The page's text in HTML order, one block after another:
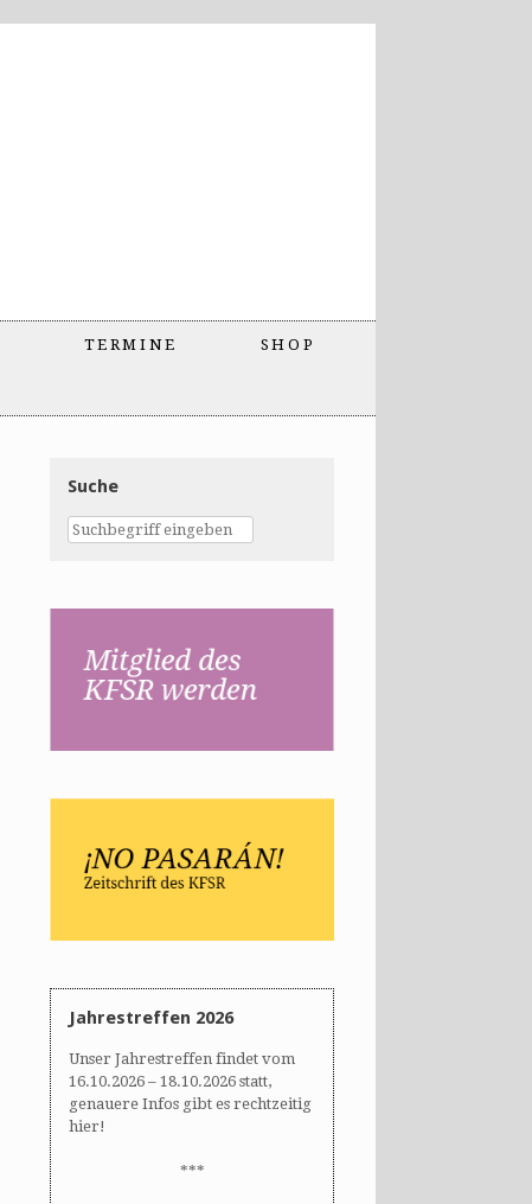
TERMINE SHOP
Suche
Jahrestreffen 2026
Unser Jahrestreffen findet vom
16.10.2026 – 18.10.2026 statt,
genauere Infos gibt es rechtzeitig
hier!
***